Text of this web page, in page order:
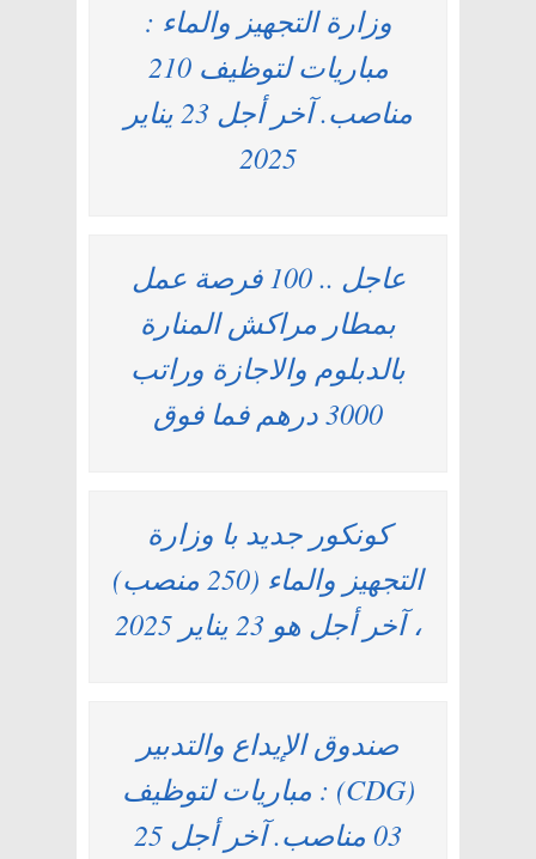
وزارة التجهيز والماء :
مباريات لتوظيف 210
مناصب. آخر أجل 23 يناير
2025
عاجل .. 100 فرصة عمل
بمطار مراكش المنارة
بالدبلوم والاجازة وراتب
3000 درهم فما فوق
كونكور جديد با وزارة
التجهيز والماء (250 منصب)
، آخر أجل هو 23 يناير 2025
صندوق الإيداع والتدبير
(CDG) : مباريات لتوظيف
03 مناصب. آخر أجل 25